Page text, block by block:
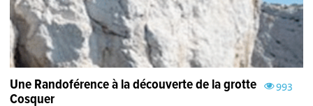
993
Une Randoférence à la découverte de la grotte
Cosquer